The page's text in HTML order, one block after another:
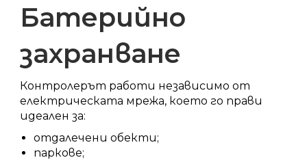
Батерийно
захранване
Контролерът работи независимо от
електрическата мрежа, което го прави
идеален за:
отдалечени обекти;
паркове;